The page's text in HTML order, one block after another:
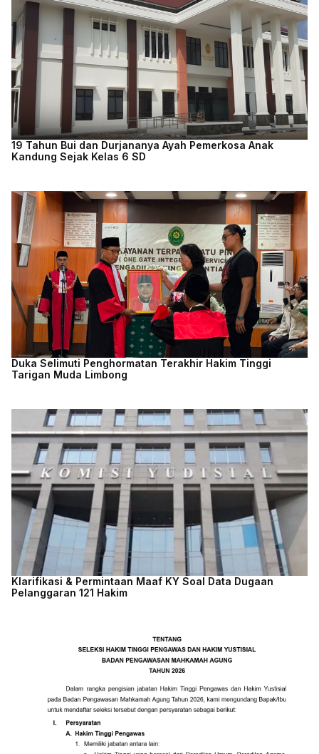
19 Tahun Bui dan Durjananya Ayah Pemerkosa Anak
Kandung Sejak Kelas 6 SD
Duka Selimuti Penghormatan Terakhir Hakim Tinggi
Tarigan Muda Limbong
Klarifikasi & Permintaan Maaf KY Soal Data Dugaan
Pelanggaran 121 Hakim